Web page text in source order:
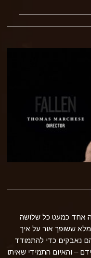
נהרגים – זה אחד כמעט כל שלושה
מלא ששופך אור על איך
נאבקים כדי להתמודד
– והאיום התמידי שאיתו